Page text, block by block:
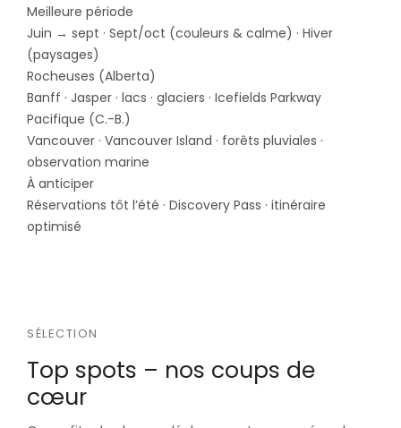
Meilleure période
Juin → sept · Sept/oct (couleurs & calme) · Hiver
(paysages)
Rocheuses (Alberta)
Banff · Jasper · lacs · glaciers · Icefields Parkway
Pacifique (C.-B.)
Vancouver · Vancouver Island · forêts pluviales ·
observation marine
À anticiper
Réservations tôt l’été · Discovery Pass · itinéraire
optimisé
SÉLECTION
Top spots – nos coups de
cœur